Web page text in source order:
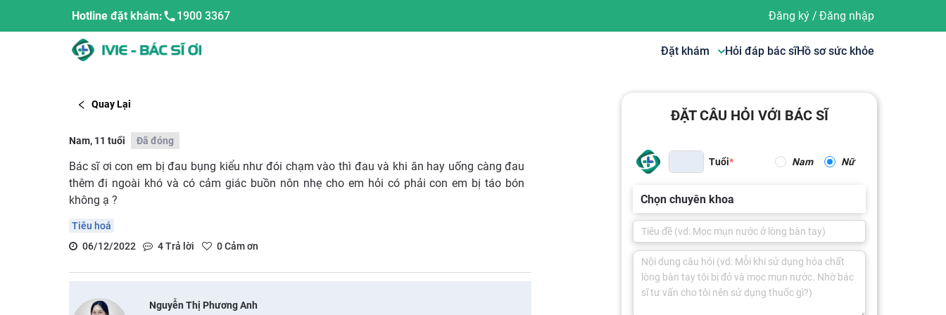
Hotline đặt khám: 1900 3367 Đăng ký/ Đăng nhập
Đặt khám Hỏi đáp bác sĩHồ sơ sức khỏe
Quay Lại
Nam, 11 tuổi Đã đóng
Bác sĩ ơi con em bị đau bụng kiểu như đói chạm vào thì đau và khi ăn hay uống càng đau
thêm đi ngoài khó và có cảm giác buồn nôn nhẹ cho em hỏi có phải con em bị táo bón
không ạ ?
Tiêu hoá
06/12/2022
4Trả lời 0Cảm ơn
Nguyễn Thị Phương Anh
ĐẶT CÂU HỎI VỚI BÁC SĨ
Tuổi Nam Nữ
Chọn chuyên khoa